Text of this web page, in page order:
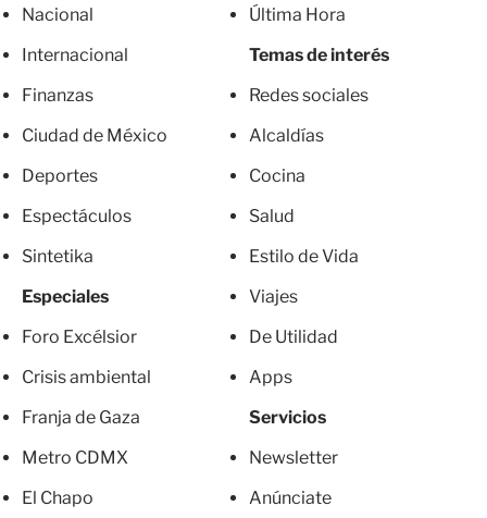
Nacional
Internacional
Finanzas
Ciudad de México
Deportes
Espectáculos
Sintetika
Especiales
Foro Excélsior
Crisis ambiental
Franja de Gaza
Metro CDMX
El Chapo
Última Hora
Temas de interés
Redes sociales
Alcaldías
Cocina
Salud
Estilo de Vida
Viajes
De Utilidad
Apps
Servicios
Newsletter
Anúnciate